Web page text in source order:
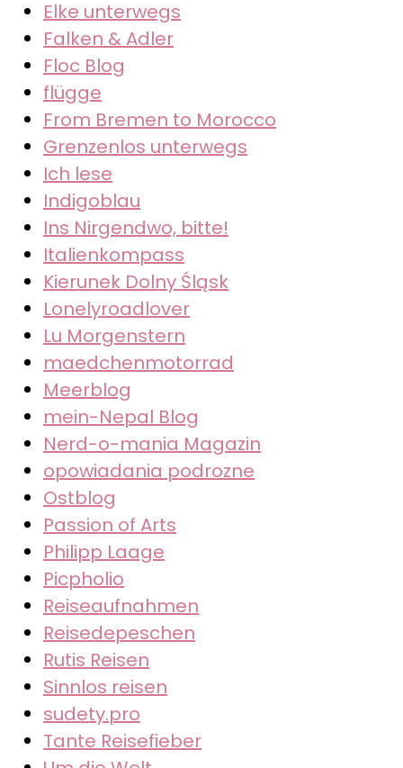
Elke unterwegs
Falken & Adler
Floc Blog
flügge
From Bremen to Morocco
Grenzenlos unterwegs
Ich lese
Indigoblau
Ins Nirgendwo, bitte!
Italienkompass
Kierunek Dolny Śląsk
Lonelyroadlover
Lu Morgenstern
maedchenmotorrad
Meerblog
mein-Nepal Blog
Nerd-o-mania Magazin
opowiadania podrozne
Ostblog
Passion of Arts
Philipp Laage
Picpholio
Reiseaufnahmen
Reisedepeschen
Rutis Reisen
Sinnlos reisen
sudety.pro
Tante Reisefieber